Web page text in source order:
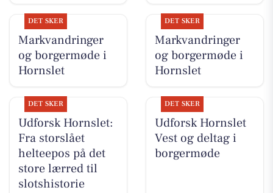
DET SKER
Markvandringer
og borgermøde i
Hornslet
DET SKER
Markvandringer
og borgermøde i
Hornslet
DET SKER
Udforsk Hornslet:
Fra storslået
helteepos på det
store lærred til
slotshistorie
DET SKER
Udforsk Hornslet
Vest og deltag i
borgermøde